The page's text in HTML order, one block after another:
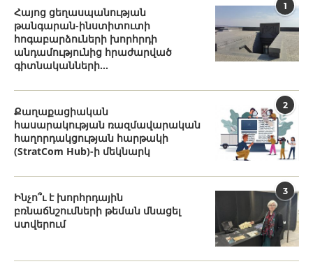
1
Հայոց ցեղասպանության
թանգարան-ինստիտուտի
հոգաբարձուների խորհրդի
անդամությունից հրաժարված
գիտնականների...
2
Քաղաքացիական
հասարակության ռազմավարական
հաղորդակցության հարթակի
(StratCom Hub)-ի մեկնարկ
3
Ինչո՞ւ է խորհրդային
բռնաճնշումների թեման մնացել
ստվերում